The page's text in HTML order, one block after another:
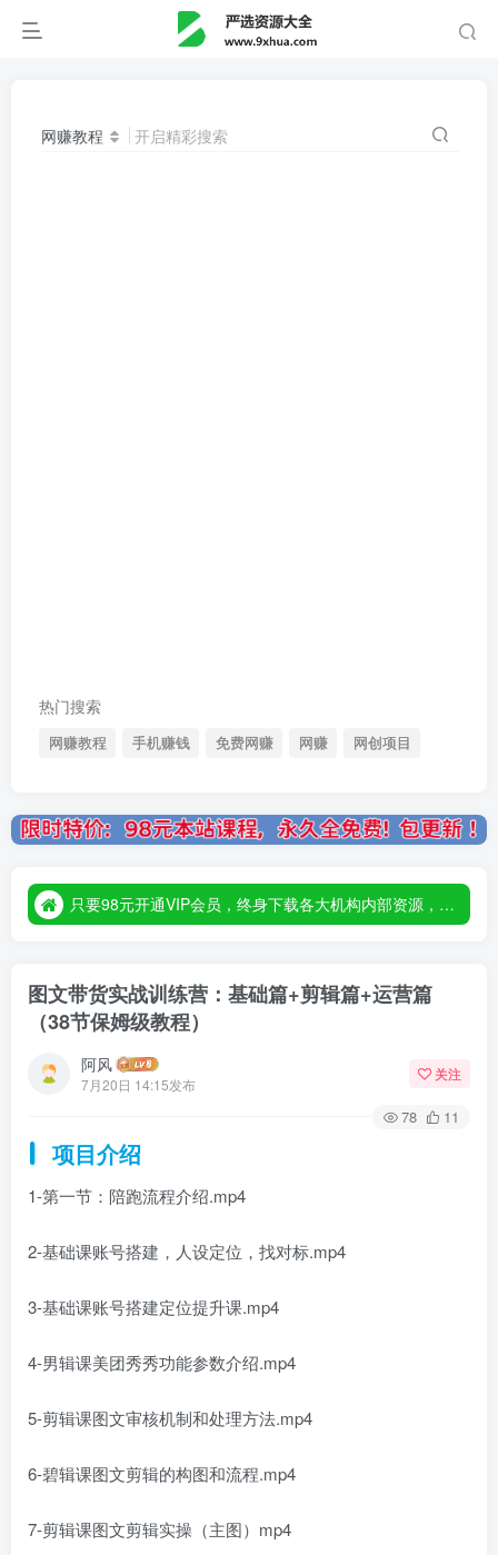
网赚教程 开启精彩搜索
热门搜索
网赚教程 手机赚钱 免费网赚 网赚 网创项目
只要98元开通VIP会员，终身下载各大机构内部资源，一站式草根创业基地，最新最强网赚教程大全，小投入，大回报！
只要98元开通VIP会员，终身下载各大机构内部资源，一站式草根创业基地，最新最强网赚教程大全，小投入，大回报！
图文带货实战训练营：基础篇+剪辑篇+运营篇
（38节保姆级教程）
阿风
7月20日 14:15发布
关注
78 11
项目介绍
1-第一节：陪跑流程介绍.mp4
2-基础课账号搭建，人设定位，找对标.mp4
3-基础课账号搭建定位提升课.mp4
4-男辑课美团秀秀功能参数介绍.mp4
5-剪辑课图文审核机制和处理方法.mp4
6-碧辑课图文剪辑的构图和流程.mp4
7-剪辑课图文剪辑实操（主图）mp4